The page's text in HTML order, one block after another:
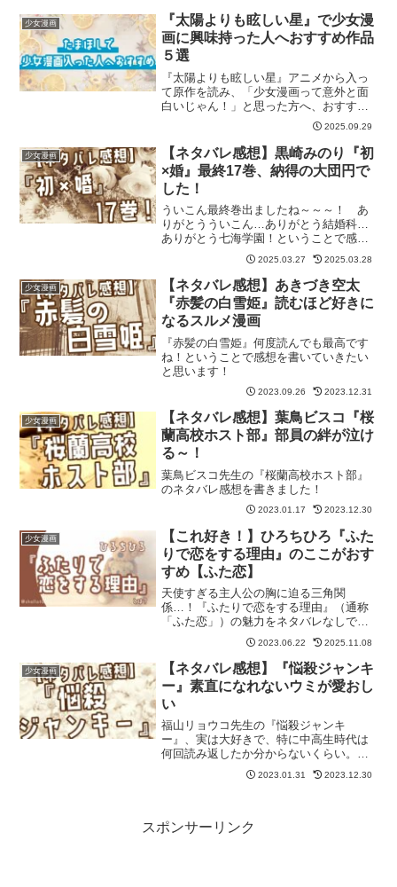
少女漫画
『太陽よりも眩しい星』で少女漫
画に興味持った人へおすすめ作品
５選
『太陽よりも眩しい星』アニメから入っ
て原作を読み、「少女漫画って意外と面
白いじゃん！」と思った方へ、おすすめ
2025.09.29
少女漫画
【ネタバレ感想】黒崎みのり『初
×婚』最終17巻、納得の大団円で
した！
ういこん最終巻出ましたね～～～！ あ
りがとうういこん…ありがとう結婚科…
ありがとう七海学園！ということで感想
2025.03.27 2025.03.28
少女漫画
【ネタバレ感想】あきづき空太
『赤髪の白雪姫』読むほど好きに
なるスルメ漫画
『赤髪の白雪姫』何度読んでも最高です
ね！ということで感想を書いていきたい
と思います！
2023.09.26 2023.12.31
少女漫画
【ネタバレ感想】葉鳥ビスコ『桜
蘭高校ホスト部』部員の絆が泣け
る～！
葉鳥ビスコ先生の『桜蘭高校ホスト部』
のネタバレ感想を書きました！
2023.01.17 2023.12.30
少女漫画
【これ好き！】ひろちひろ『ふた
りで恋をする理由』のここがおす
すめ【ふた恋】
天使すぎる主人公の胸に迫る三角関
係…！『ふたりで恋をする理由』（通称
「ふた恋」）の魅力をネタバレなしでご
紹介します！ 記事の最後には「ふた
恋」が気に入った方におすすめの作品も
紹介しています。
2023.06.22 2025.11.08
少女漫画
【ネタバレ感想】『悩殺ジャンキ
ー』素直になれないウミが愛おし
い
福山リョウコ先生の『悩殺ジャンキ
ー』、実は大好きで、特に中高生時代は
何回読み返したか分からないくらい。そ
んな『悩殺ジャンキー』のネタバレ感想
2023.01.31 2023.12.30
スポンサーリンク